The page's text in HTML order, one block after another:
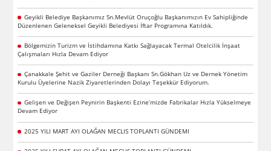
Geyikli Belediye Başkanımız Sn.Mevlüt Oruçoğlu Başkanımızın Ev Sahipliğinde
Düzenlenen Geleneksel Geyikli Belediyesi İftar Programına Katıldık.
Bölgemizin Turizm ve İstihdamına Katkı Sağlayacak Termal Otelcilik İnşaat
Çalışmaları Hızla Devam Ediyor
Çanakkale Şehit ve Gaziler Derneği Başkanı Sn.Gökhan Uz ve Dernek Yönetim
Kurulu Üyelerine Nazik Ziyaretlerinden Dolayı Teşekkür Ediyorum.
Gelişen ve Değişen Peynirin Başkenti Ezine’mizde Fabrikalar Hızla Yükselmeye
Devam Ediyor
2025 YILI MART AYI OLAĞAN MECLIS TOPLANTI GÜNDEMI